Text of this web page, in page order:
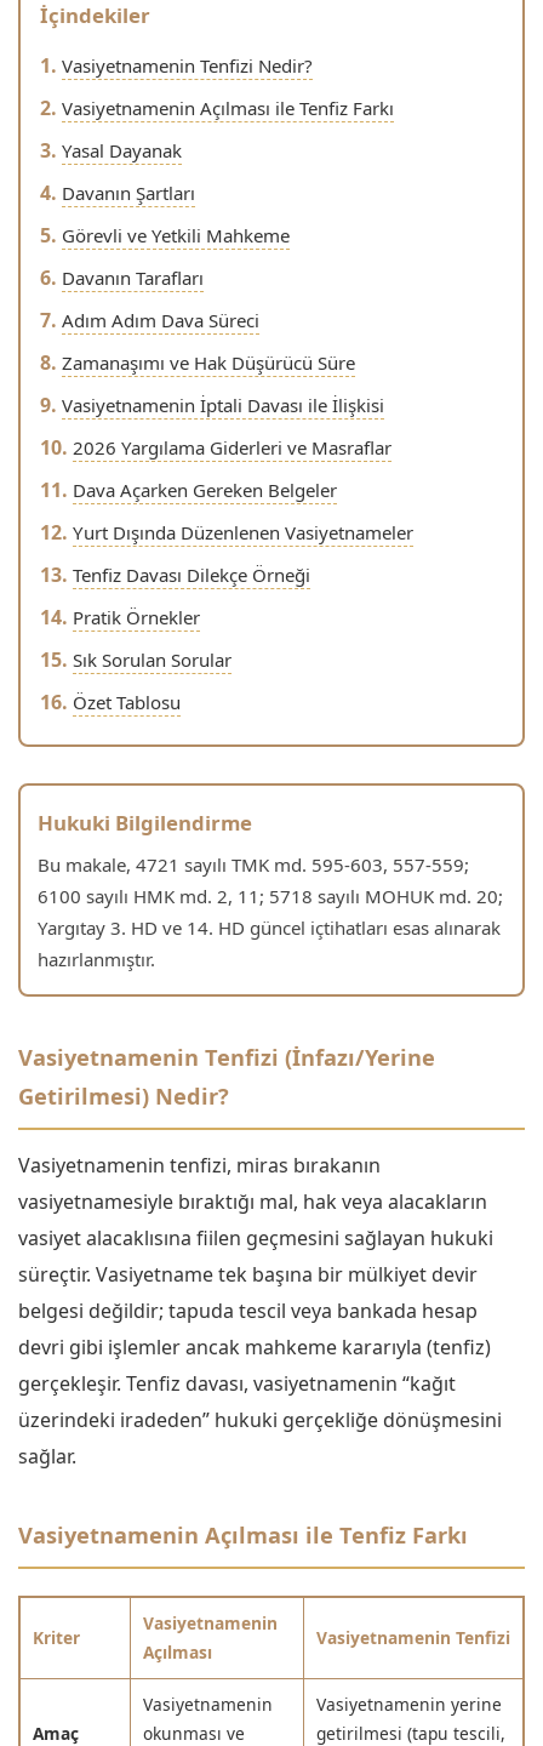
İçindekiler
Vasiyetnamenin Tenfizi Nedir?
Vasiyetnamenin Açılması ile Tenfiz Farkı
Yasal Dayanak
Davanın Şartları
Görevli ve Yetkili Mahkeme
Davanın Tarafları
Adım Adım Dava Süreci
Zamanaşımı ve Hak Düşürücü Süre
Vasiyetnamenin İptali Davası ile İlişkisi
2026 Yargılama Giderleri ve Masraflar
Dava Açarken Gereken Belgeler
Yurt Dışında Düzenlenen Vasiyetnameler
Tenfiz Davası Dilekçe Örneği
Pratik Örnekler
Sık Sorulan Sorular
Özet Tablosu
Hukuki Bilgilendirme
Bu makale, 4721 sayılı TMK md. 595-603, 557-559;
6100 sayılı HMK md. 2, 11; 5718 sayılı MOHUK md. 20;
Yargıtay 3. HD ve 14. HD güncel içtihatları esas alınarak
hazırlanmıştır.
Vasiyetnamenin Tenfizi (İnfazı/Yerine
Getirilmesi) Nedir?
Vasiyetnamenin tenfizi, miras bırakanın
vasiyetnamesiyle bıraktığı mal, hak veya alacakların
vasiyet alacaklısına fiilen geçmesini sağlayan hukuki
süreçtir. Vasiyetname tek başına bir mülkiyet devir
belgesi değildir; tapuda tescil veya bankada hesap
devri gibi işlemler ancak mahkeme kararıyla (tenfiz)
gerçekleşir. Tenfiz davası, vasiyetnamenin “kağıt
üzerindeki iradeden” hukuki gerçekliğe dönüşmesini
sağlar.
Vasiyetnamenin Açılması ile Tenfiz Farkı
Kriter
Vasiyetnamenin
Açılması
Vasiyetnamenin Tenfizi
Amaç
Vasiyetnamenin
okunması ve
Vasiyetnamenin yerine
getirilmesi (tapu tescili,